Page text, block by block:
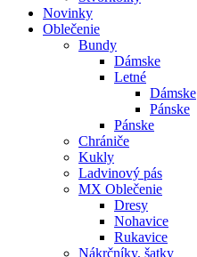
Novinky
Oblečenie
Bundy
Dámske
Letné
Dámske
Pánske
Pánske
Chrániče
Kukly
Ladvinový pás
MX Oblečenie
Dresy
Nohavice
Rukavice
Nákrčníky, šatky